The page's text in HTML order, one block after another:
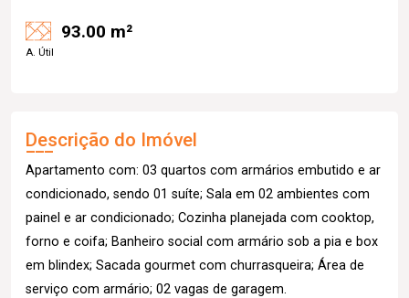
93.00 m²
A. Útil
Descrição do Imóvel
Apartamento com: 03 quartos com armários embutido e ar
condicionado, sendo 01 suíte; Sala em 02 ambientes com
painel e ar condicionado; Cozinha planejada com cooktop,
forno e coifa; Banheiro social com armário sob a pia e box
em blindex; Sacada gourmet com churrasqueira; Área de
serviço com armário; 02 vagas de garagem.